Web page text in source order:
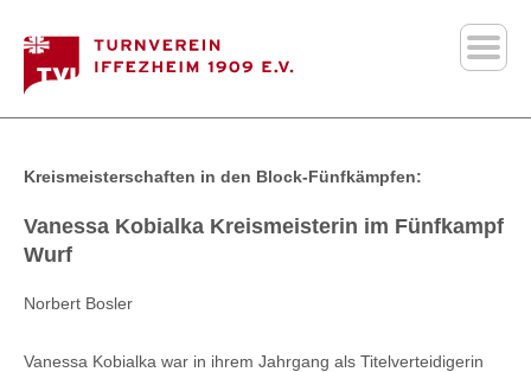
Kreismeisterschaften in den Block-Fünfkämpfen:
Vanessa Kobialka Kreismeisterin im Fünfkampf
Wurf
Norbert Bosler
Vanessa Kobialka war in ihrem Jahrgang als Titelverteidigerin